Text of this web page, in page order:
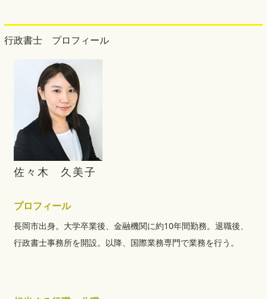
行政書士 プロフィール
佐々木 久美子
プロフィール
長岡市出身。大学卒業後、金融機関に約10年間勤務。退職後、
行政書士事務所を開設。以降、国際業務専門で業務を行う。